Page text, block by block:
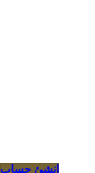
انشئ حساب